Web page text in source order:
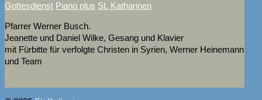
Gottesdienst Piano plus St. Katharinen
Pfarrer Werner Busch.
Jeanette und Daniel Wilke, Gesang und Klavier
mit Fürbitte für verfolgte Christen in Syrien, Werner Heinemann
und Team